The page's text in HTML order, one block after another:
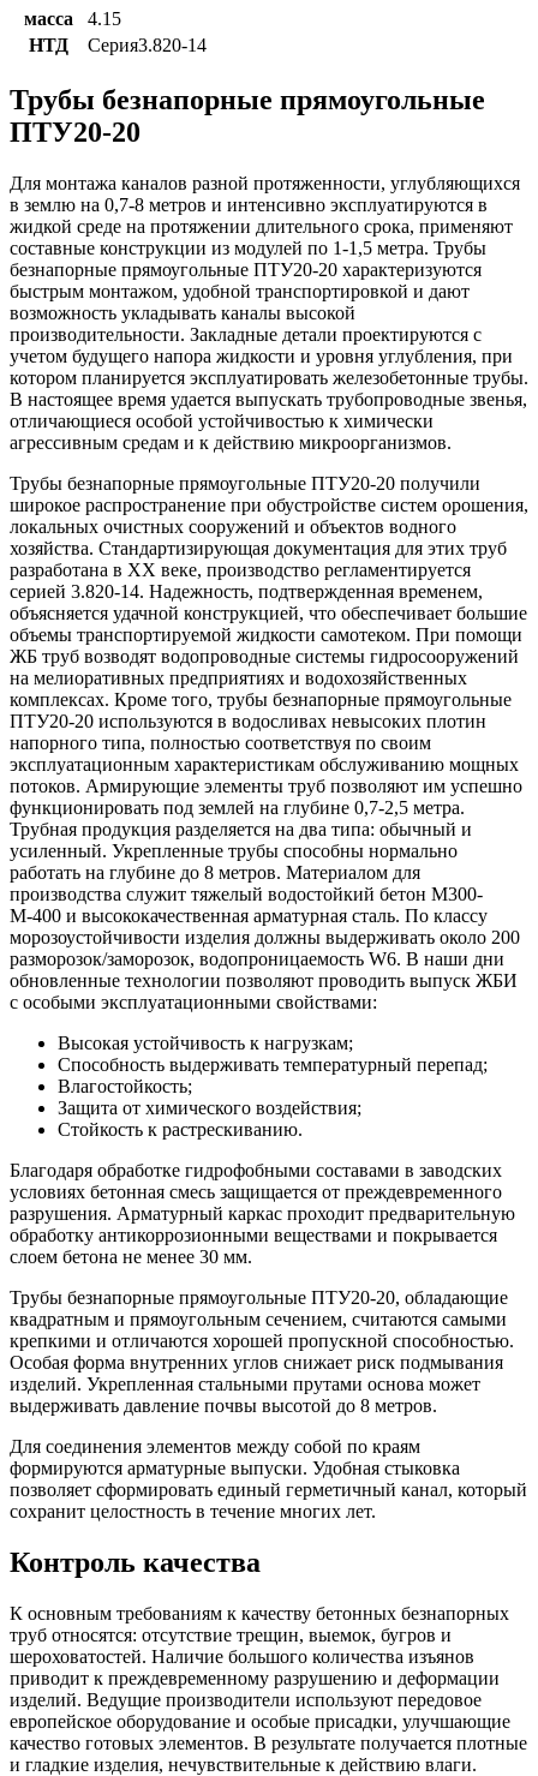
масса
4.15
НТД
Серия3.820-14
Трубы безнапорные прямоугольные
ПТУ20-20
Для монтажа каналов разной протяженности, углубляющихся
в землю на 0,7-8 метров и интенсивно эксплуатируются в
жидкой среде на протяжении длительного срока, применяют
составные конструкции из модулей по 1-1,5 метра. Трубы
безнапорные прямоугольные ПТУ20-20 характеризуются
быстрым монтажом, удобной транспортировкой и дают
возможность укладывать каналы высокой
производительности. Закладные детали проектируются с
учетом будущего напора жидкости и уровня углубления, при
котором планируется эксплуатировать железобетонные трубы.
В настоящее время удается выпускать трубопроводные звенья,
отличающиеся особой устойчивостью к химически
агрессивным средам и к действию микроорганизмов.
Трубы безнапорные прямоугольные ПТУ20-20 получили
широкое распространение при обустройстве систем орошения,
локальных очистных сооружений и объектов водного
хозяйства. Стандартизирующая документация для этих труб
разработана в XX веке, производство регламентируется
серией 3.820-14. Надежность, подтвержденная временем,
объясняется удачной конструкцией, что обеспечивает большие
объемы транспортируемой жидкости самотеком. При помощи
ЖБ труб возводят водопроводные системы гидросооружений
на мелиоративных предприятиях и водохозяйственных
комплексах. Кроме того, трубы безнапорные прямоугольные
ПТУ20-20 используются в водосливах невысоких плотин
напорного типа, полностью соответствуя по своим
эксплуатационным характеристикам обслуживанию мощных
потоков. Армирующие элементы труб позволяют им успешно
функционировать под землей на глубине 0,7-2,5 метра.
Трубная продукция разделяется на два типа: обычный и
усиленный. Укрепленные трубы способны нормально
работать на глубине до 8 метров. Материалом для
производства служит тяжелый водостойкий бетон М300-
М-400 и высококачественная арматурная сталь. По классу
морозоустойчивости изделия должны выдерживать около 200
разморозок/заморозок, водопроницаемость W6. В наши дни
обновленные технологии позволяют проводить выпуск ЖБИ
с особыми эксплуатационными свойствами:
Высокая устойчивость к нагрузкам;
Способность выдерживать температурный перепад;
Влагостойкость;
Защита от химического воздействия;
Стойкость к растрескиванию.
Благодаря обработке гидрофобными составами в заводских
условиях бетонная смесь защищается от преждевременного
разрушения. Арматурный каркас проходит предварительную
обработку антикоррозионными веществами и покрывается
слоем бетона не менее 30 мм.
Трубы безнапорные прямоугольные ПТУ20-20, обладающие
квадратным и прямоугольным сечением, считаются самыми
крепкими и отличаются хорошей пропускной способностью.
Особая форма внутренних углов снижает риск подмывания
изделий. Укрепленная стальными прутами основа может
выдерживать давление почвы высотой до 8 метров.
Для соединения элементов между собой по краям
формируются арматурные выпуски. Удобная стыковка
позволяет сформировать единый герметичный канал, который
сохранит целостность в течение многих лет.
Контроль качества
К основным требованиям к качеству бетонных безнапорных
труб относятся: отсутствие трещин, выемок, бугров и
шероховатостей. Наличие большого количества изъянов
приводит к преждевременному разрушению и деформации
изделий. Ведущие производители используют передовое
европейское оборудование и особые присадки, улучшающие
качество готовых элементов. В результате получается плотные
и гладкие изделия, нечувствительные к действию влаги.